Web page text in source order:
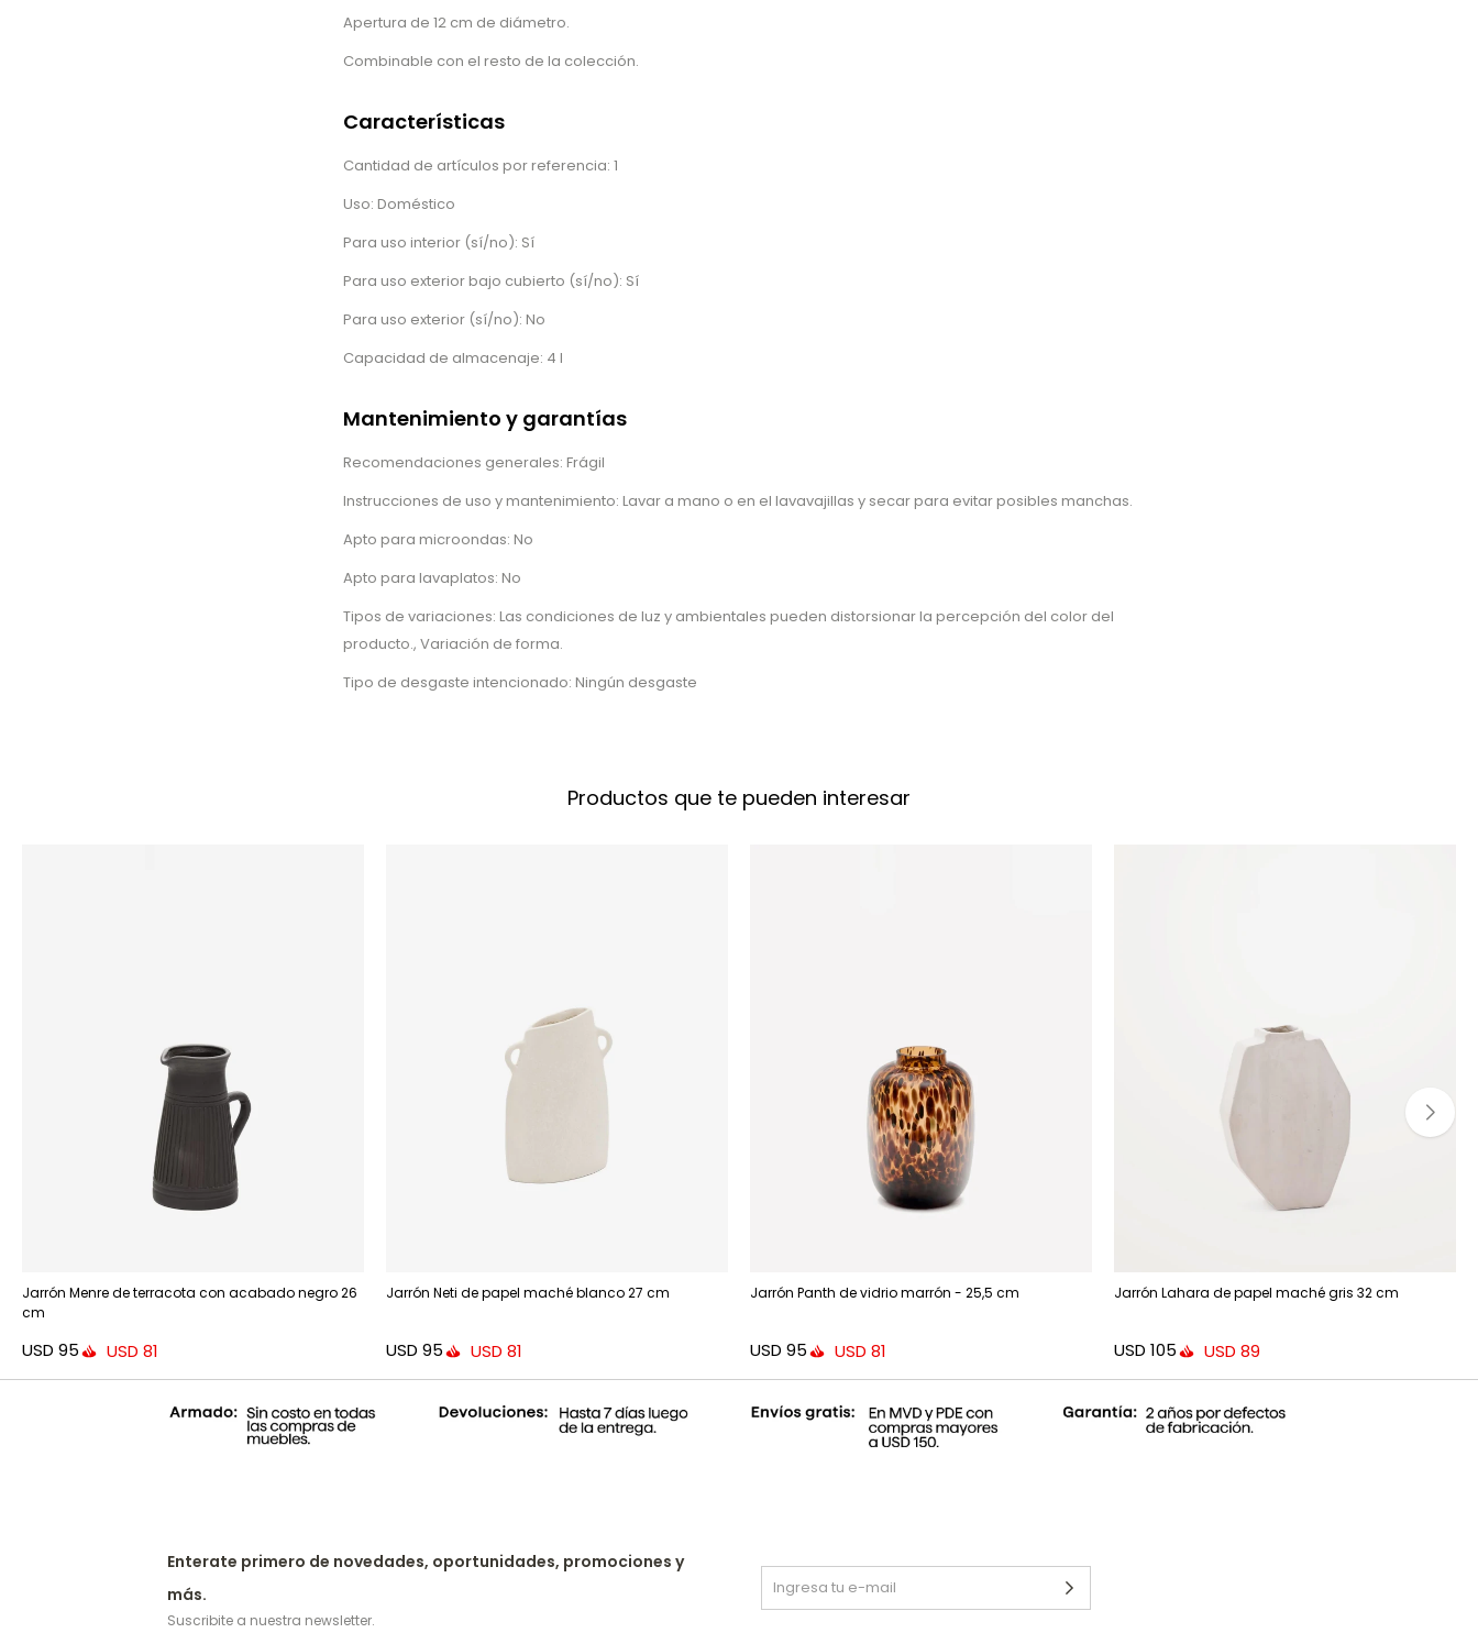
Apertura de 12 cm de diámetro.
Combinable con el resto de la colección.
Características
Cantidad de artículos por referencia: 1
Uso: Doméstico
Para uso interior (sí/no): Sí
Para uso exterior bajo cubierto (sí/no): Sí
Para uso exterior (sí/no): No
Capacidad de almacenaje: 4 l
Mantenimiento y garantías
Recomendaciones generales: Frágil
Instrucciones de uso y mantenimiento: Lavar a mano o en el lavavajillas y secar para evitar posibles manchas.
Apto para microondas: No
Apto para lavaplatos: No
Tipos de variaciones: Las condiciones de luz y ambientales pueden distorsionar la percepción del color del
producto., Variación de forma.
Tipo de desgaste intencionado: Ningún desgaste
Productos que te pueden interesar
Jarrón Menre de terracota con acabado negro 26
cm
USD 95 USD 81
Jarrón Neti de papel maché blanco 27 cm
USD 95 USD 81
Jarrón Panth de vidrio marrón - 25,5 cm
USD 95 USD 81
Jarrón Lahara de papel maché gris 32 cm
USD 105 USD 89
Enterate primero de novedades, oportunidades, promociones y
más.
Suscribite a nuestra newsletter.